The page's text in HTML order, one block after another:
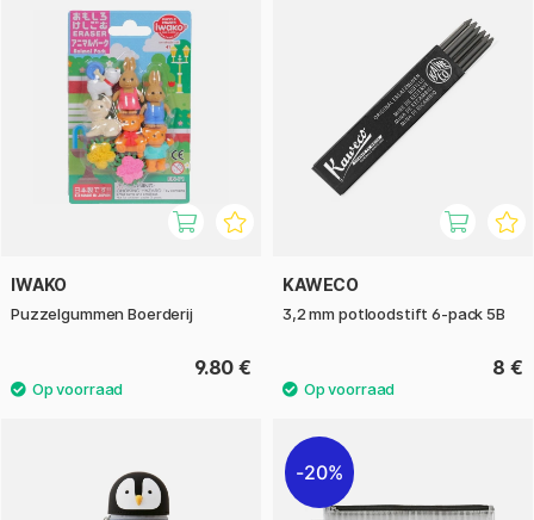
IWAKO
Puzzelgummen Boerderij
9.80 €
KAWECO
3,2 mm potloodstift 6-pack 5B
8 €
20%